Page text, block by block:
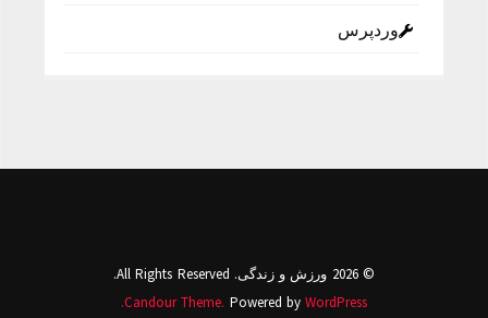
وردپرس
© 2026 ورزش و زندگی. All Rights Reserved.
Candour Theme. Powered byWordPress.